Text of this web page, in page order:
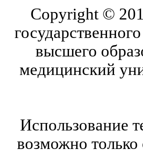
Copyright ©
высшего
медицинский
Использование
возможно